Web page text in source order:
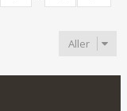
Suivant
Aller